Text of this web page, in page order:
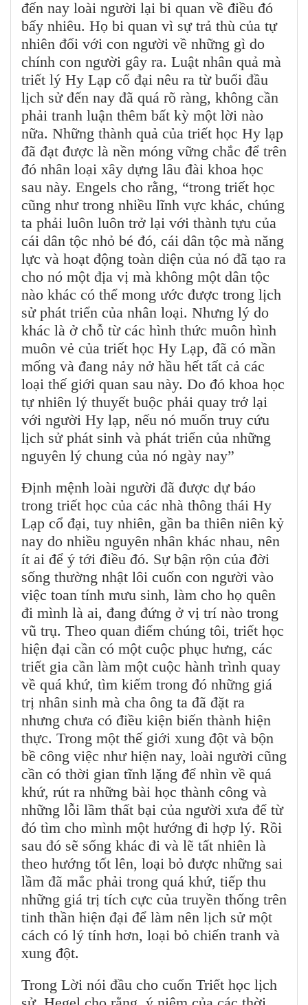
đến nay loài người lại bi quan về điều đó
bấy nhiêu. Họ bi quan vì sự trả thù của tự
nhiên đối với con người về những gì do
chính con người gây ra. Luật nhân quả mà
triết lý Hy Lạp cổ đại nêu ra từ buổi đầu
lịch sử đến nay đã quá rõ ràng, không cần
phải tranh luận thêm bất kỳ một lời nào
nữa. Những thành quả của triết học Hy lạp
đã đạt được là nền móng vững chắc để trên
đó nhân loại xây dựng lâu đài khoa học
sau này. Engels cho rằng, “trong triết học
cũng như trong nhiều lĩnh vực khác, chúng
ta phải luôn luôn trở lại với thành tựu của
cái dân tộc nhỏ bé đó, cái dân tộc mà năng
lực và hoạt động toàn diện của nó đã tạo ra
cho nó một địa vị mà không một dân tộc
nào khác có thể mong ước được trong lịch
sử phát triển của nhân loại. Nhưng lý do
khác là ở chỗ từ các hình thức muôn hình
muôn vẻ của triết học Hy Lạp, đã có mần
mống và đang nảy nở hầu hết tất cả các
loại thế giới quan sau này. Do đó khoa học
tự nhiên lý thuyết buộc phải quay trở lại
với người Hy lạp, nếu nó muốn truy cứu
lịch sử phát sinh và phát triển của những
nguyên lý chung của nó ngày nay”
Định mệnh loài người đã được dự báo
trong triết học của các nhà thông thái Hy
Lạp cổ đại, tuy nhiên, gần ba thiên niên kỷ
nay do nhiều nguyên nhân khác nhau, nên
ít ai để ý tới điều đó. Sự bận rộn của đời
sống thường nhật lôi cuốn con người vào
việc toan tính mưu sinh, làm cho họ quên
đi mình là ai, đang đứng ở vị trí nào trong
vũ trụ. Theo quan điểm chúng tôi, triết học
hiện đại cần có một cuộc phục hưng, các
triết gia cần làm một cuộc hành trình quay
về quá khứ, tìm kiếm trong đó những giá
trị nhân sinh mà cha ông ta đã đặt ra
nhưng chưa có điều kiện biến thành hiện
thực. Trong một thế giới xung đột và bộn
bề công việc như hiện nay, loài người cũng
cần có thời gian tĩnh lặng để nhìn về quá
khứ, rút ra những bài học thành công và
những lỗi lầm thất bại của người xưa để từ
đó tìm cho mình một hướng đi hợp lý. Rồi
sau đó sẽ sống khác đi và lẽ tất nhiên là
theo hướng tốt lên, loại bỏ được những sai
lầm đã mắc phải trong quá khứ, tiếp thu
những giá trị tích cực của truyền thống trên
tinh thần hiện đại để làm nên lịch sử một
cách có lý tính hơn, loại bỏ chiến tranh và
xung đột.
Trong Lời nói đầu cho cuốn Triết học lịch